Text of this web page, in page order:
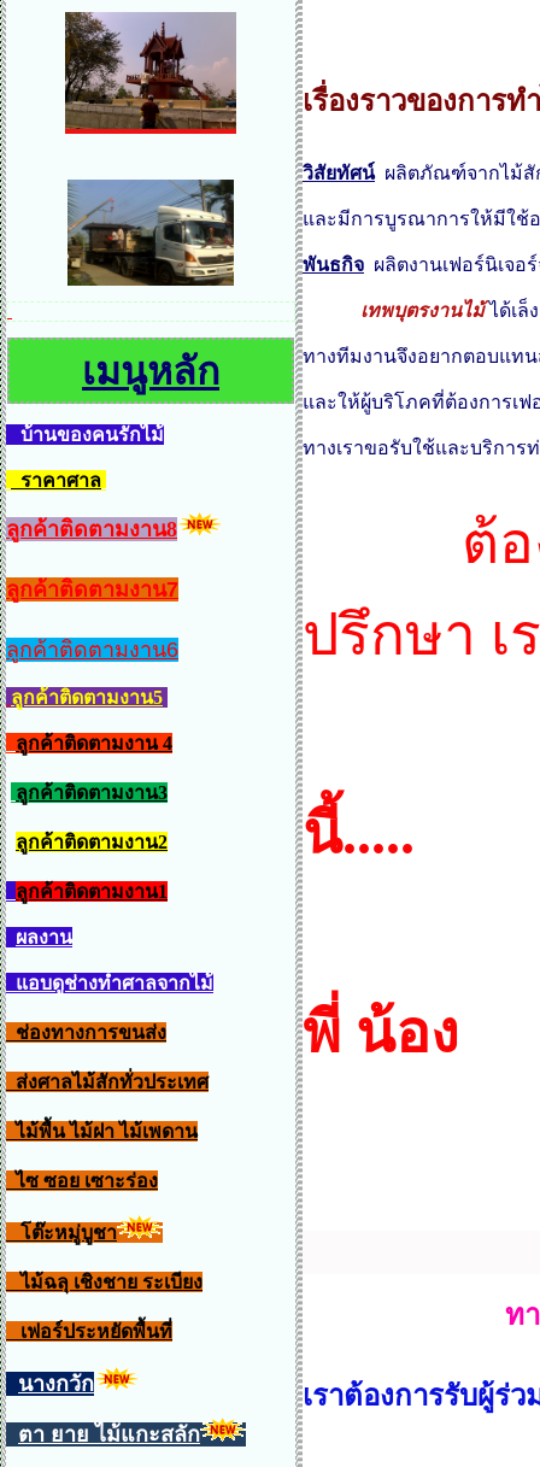
เมนูหลัก
บ้านของคนรักไม้
ราคาศาล
ลูกค้าติดตามงาน8
ลูกค้าติดตามงาน7
ลูกค้าติดตามงาน6
ลูกค้าติดตามงาน5
ลูกค้าติดตามงาน 4
ลูกค้าติดตามงาน3
ลูกค้าติดตามงาน2
ลูกค้าติดตามงาน1
ผลงาน
แอบดูช่างทำศาลจากไม้
ช่องทางการขนส่ง
ส่งศาลไม้สักทั่วประเทศ
ไม้พื้น ไม้ฝา ไม้เพดาน
ไซ ซอย เซาะร่อง
โต๊ะหมู่บูชา
ไม้ฉลุ เชิงชาย ระเบียง
เฟอร์ประหยัดพื้นที่
นางกวัก
ตา ยาย ไม้แกะสลัก
เรื่องราวของการท
วิสัยทัศน์ผลิตภัณฑ์จากไม้สัก
และมีการบูรณาการให้มีใช้
พันธกิจ ผลิตงานเฟอร์นิเจ
เทพบุตรงานไม้ ได้เ
ทางทีมงานจึงอยากตอบแท
และให้ผู้บริโภคที่ต้องการเ
ทางเราขอรับใช้และบริกา
ต้องก
ปรึกษา เ
นี้.....
พี่ น้อง
ทางเรา ยินดี
เราต้องการรับผู้ร่